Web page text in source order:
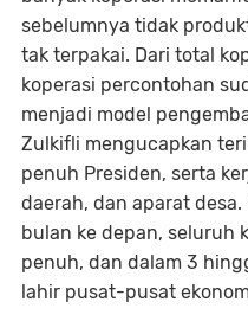
sebelumnya tidak
tak terpakai. Dari total
koperasi percontohan
menjadi model
Zulkifli mengucapkan
penuh Presiden, serta
daerah, dan aparat desa.
bulan ke depan, seluruh
penuh, dan dalam 3
lahir pusat-pusat